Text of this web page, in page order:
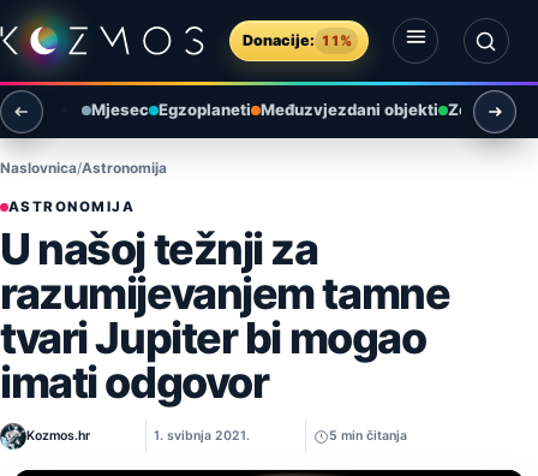
Preskoči na sadržaj
Donacije: 11%
Otvori izbornik
Otvori pretragu
Mjesec Egzoplaneti Međuzvjezdani objekti Zemlja i
Naslovnica Astronomija
ASTRONOMIJA
U našoj težnji za
razumijevanjem tamne
tvari Jupiter bi mogao
imati odgovor
Kozmos.hr 1. svibnja 2021. 5 min čitanja